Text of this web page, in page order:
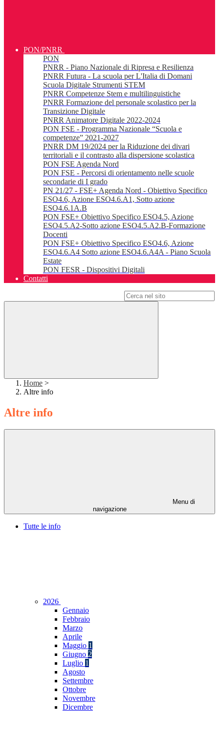
PON/PNRR
PON
PNRR - Piano Nazionale di Ripresa e Resilienza
PNRR Futura - La scuola per L'Italia di Domani
Scuola Digitale Strumenti STEM
PNRR Competenze Stem e multilinguistiche
PNRR Formazione del personale scolastico per la
Transizione Digitale
PNRR Animatore Digitale 2022-2024
PON FSE - Programma Nazionale “Scuola e
competenze” 2021-2027
PNRR DM 19/2024 per la Riduzione dei divari
territoriali e il contrasto alla dispersione scolastica
PON FSE Agenda Nord
PON FSE - Percorsi di orientamento nelle scuole
secondarie di I grado
PN 21/27 - FSE+ Agenda Nord - Obiettivo Specifico
ESO4.6, Azione ESO4.6.A1, Sotto azione
ESO4.6.1A.B
PON FSE+ Obiettivo Specifico ESO4.5, Azione
ESO4.5.A2-Sotto azione ESO4.5.A2.B-Formazione
Docenti
PON FSE+ Obiettivo Specifico ESO4.6, Azione
ESO4.6.A4 Sotto azione ESO4.6.A4A - Piano Scuola
Estate
PON FESR - Dispositivi Digitali
Contatti
Home >
Altre info
Altre info
Menu di
navigazione
Tutte le info
2026
Gennaio
Febbraio
Marzo
Aprile
Maggio 1
Giugno 2
Luglio 1
Agosto
Settembre
Ottobre
Novembre
Dicembre